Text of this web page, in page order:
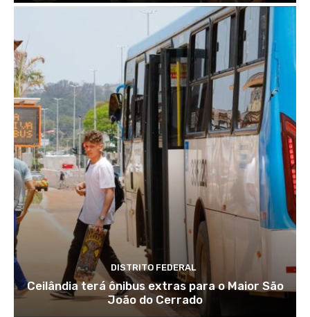
DISTRITO FEDERAL
Ceilândia terá ônibus extras para o Maior São
João do Cerrado